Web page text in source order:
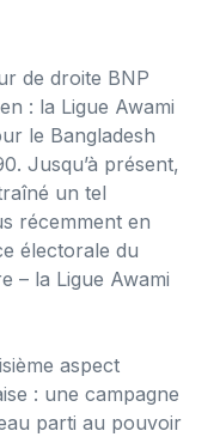
de droite BNP
: la Ligue Awami
le Bangladesh
Jusqu’à présent,
un tel
récemment en
électorale du
– la Ligue Awami
aspect
: une campagne
parti au pouvoir